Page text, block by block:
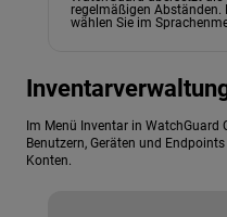
regelmäßigen Abständen.
wählen Sie im
Im Menü Inventar in WatchGuard
Benutzern, Geräten und
Konten.